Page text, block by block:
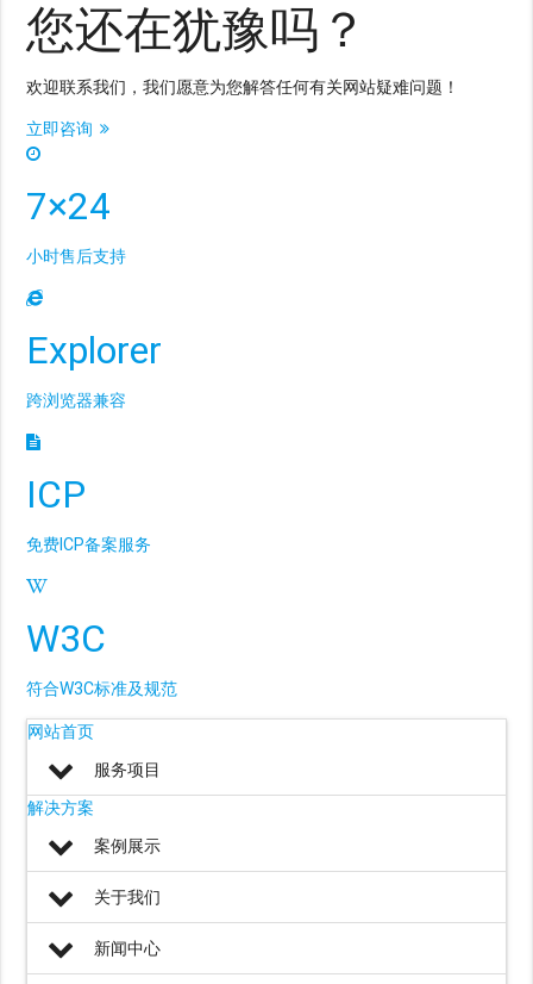
您还在犹豫吗？
欢迎联系我们，我们愿意为您解答任何有关网站疑难问题！
立即咨询
7×24
小时售后支持
Explorer
跨浏览器兼容
ICP
免费ICP备案服务
W3C
符合W3C标准及规范
网站首页
服务项目
解决方案
案例展示
关于我们
新闻中心